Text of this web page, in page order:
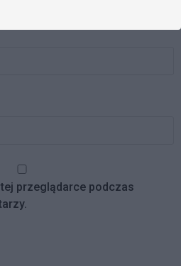
przeglądarce podczas